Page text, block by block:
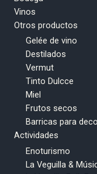
Vinos
Otros productos
Gelée de vino
Destilados
Vermut
Tinto Dulcce
Miel
Frutos secos
Barricas para
Actividades
Enoturismo
La Veguilla &